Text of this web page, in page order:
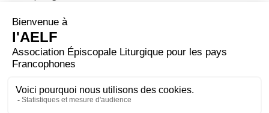
Aussitôt la jeune fille se leva et se mit à marcher
– elle avait en effet douze ans.
Ils furent frappés d’une grande stupeur.
Et Jésus leur ordonna fermement
de ne le faire savoir à personne ;
puis il leur dit de la faire manger.
– Acclamons la Parole de Dieu.